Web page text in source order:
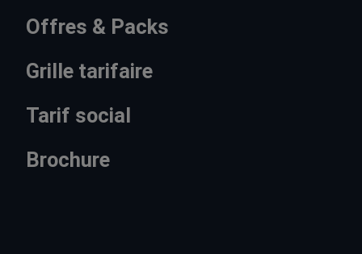
Offres & Packs
Grille tarifaire
Tarif social
Brochure